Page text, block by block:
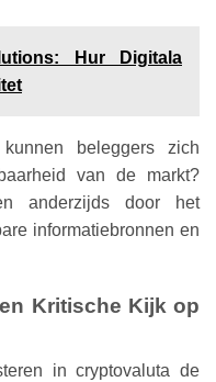
Hur Digitala
beleggers zich
van de markt?
anderzijds door het
informatiebronnen en
Kritische Kijk op
in cryptovaluta de